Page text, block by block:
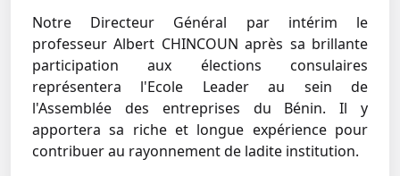
Notre Directeur Général par intérim le
professeur Albert CHINCOUN après sa brillante
participation aux élections consulaires
représentera l'Ecole Leader au sein de
l'Assemblée des entreprises du Bénin. Il y
apportera sa riche et longue expérience pour
contribuer au rayonnement de ladite institution.